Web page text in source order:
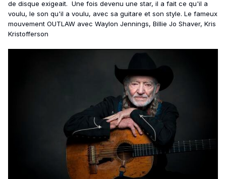
de disque exigeait. Une fois devenu une star, il a fait ce qu'il a
voulu, le son qu'il a voulu, avec sa guitare et son style. Le fameux
mouvement OUTLAW avec Waylon Jennings, Billie Jo Shaver, Kris
Kristofferson